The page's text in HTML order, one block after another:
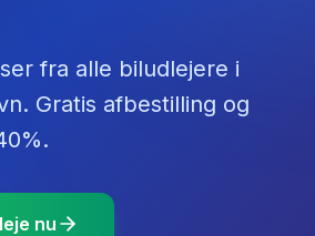
fra alle biludlejere i
. Gratis afbestilling og
nu